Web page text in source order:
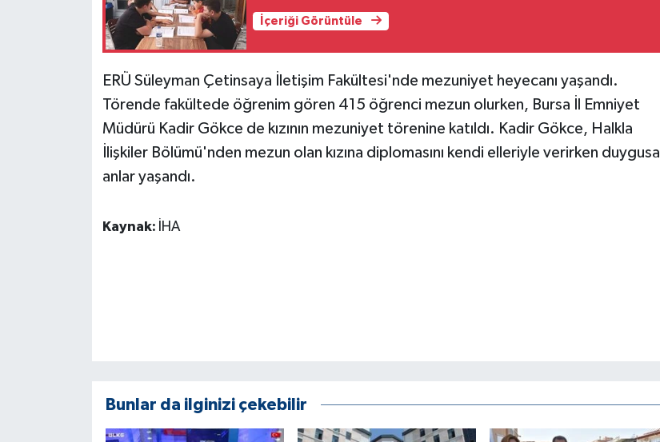
İçeriği Görüntüle
ERÜ Süleyman Çetinsaya İletişim Fakültesi'nde mezuniyet heyecanı yaşandı.
Törende fakültede öğrenim gören 415 öğrenci mezun olurken, Bursa İl Emniyet
Müdürü Kadir Gökce de kızının mezuniyet törenine katıldı. Kadir Gökce, Halkla
İlişkiler Bölümü'nden mezun olan kızına diplomasını kendi elleriyle verirken duygusal
anlar yaşandı.
Kaynak: İHA
Bunlar da ilginizi çekebilir
İş Dünyası
Jandarma
KÜLTÜR SANAT
MAGAZİN